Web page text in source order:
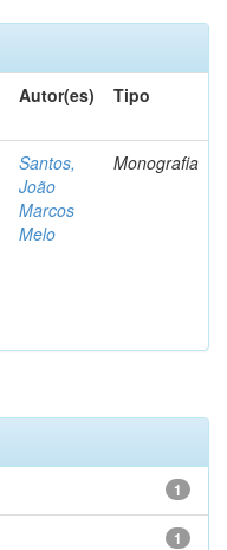
Autor(es) Tipo
Santos,
João
Marcos
Melo
Monografia
1
1